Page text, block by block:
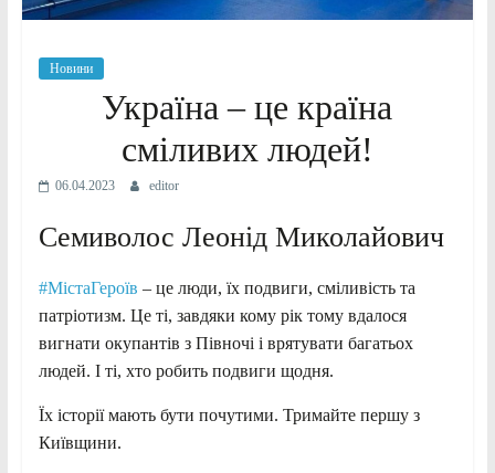
Новини
Україна – це країна
сміливих людей!
06.04.2023 editor
Семиволос Леонід Миколайович
#МістаГероїв – це люди, їх подвиги, сміливість та
патріотизм. Це ті, завдяки кому рік тому вдалося
вигнати окупантів з Півночі і врятувати багатьох
людей. І ті, хто робить подвиги щодня.
Їх історії мають бути почутими. Тримайте першу з
Київщини.